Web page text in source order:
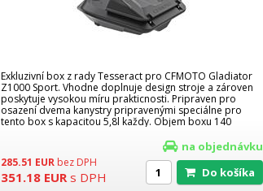
Exkluzivní box z rady Tesseract pro CFMOTO Gladiator
Z1000 Sport. Vhodne doplnuje design stroje a zároven
poskytuje vysokou míru prakticnosti. Pripraven pro
osazení dvema kanystry pripravenými speciálne pro
tento box s kapacitou 5,8l každy. Objem boxu 140
285.51 EUR bez DPH
351.18 EUR s DPH
na objednávku
Do košíka